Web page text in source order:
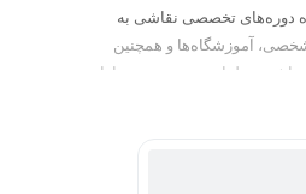
دوره‌های تخصصی نقاشی به
آموزشگاه‌ها و همچنین
و طراحی هستند. وی دارای
گروهی داخلی و خارجی،
در نگارخانه‌هایی از جمله گالری